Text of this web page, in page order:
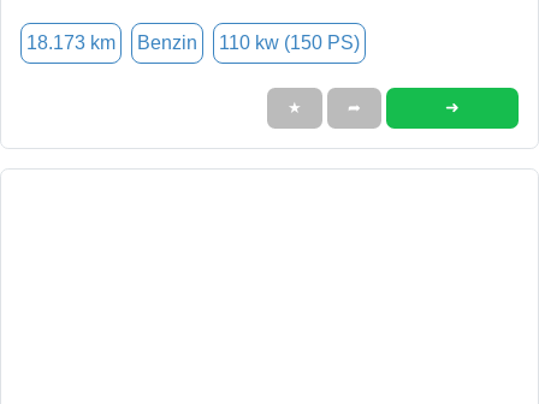
18.173 km Benzin 110 kw (150 PS)
★ ➦ ➜